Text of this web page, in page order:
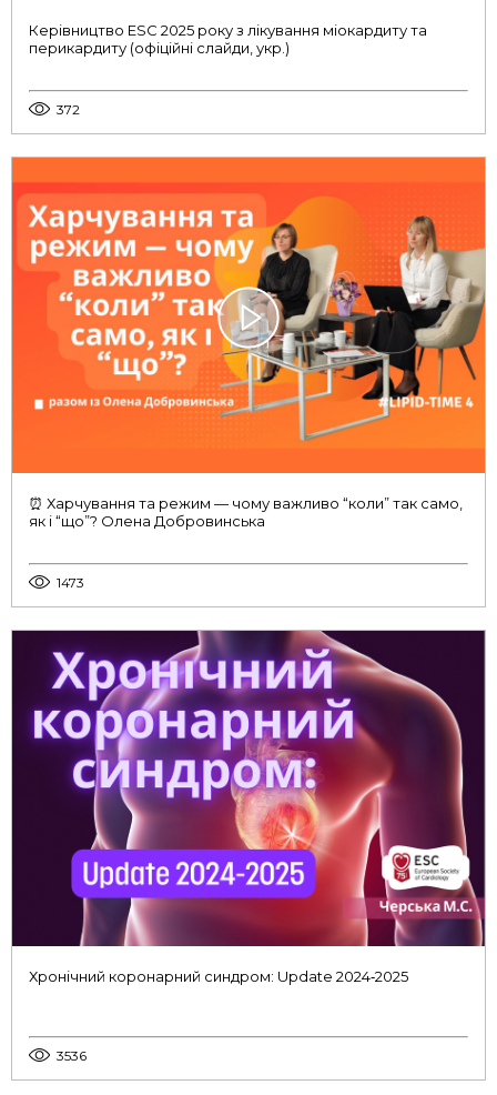
Керівництво ESC 2025 року з лікування міокардиту та
перикардиту (офіційні слайди, укр.)
372
⏰ Харчування та режим — чому важливо “коли” так само,
як і “що”? Олена Добровинська
1473
Хронічний коронарний синдром: Update 2024‑2025
3536